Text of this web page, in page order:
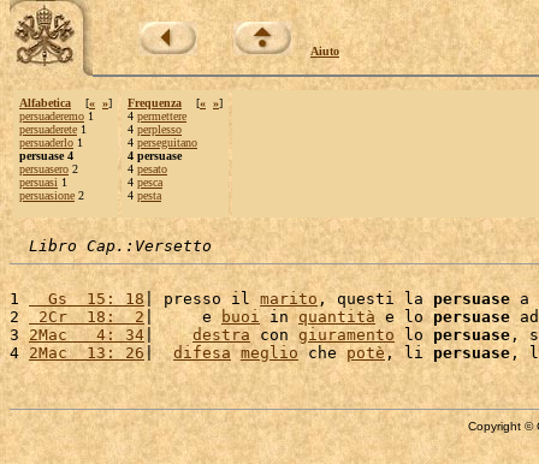
Aiuto
Alfabetica [« »]
persuaderemo 1
persuaderete 1
persuaderlo 1
persuase 4
persuasero 2
persuasi 1
persuasione 2
Frequenza [« »]
4 permettere
4 perplesso
4 perseguitano
4 persuase
4 pesato
4 pesca
4 pesta
Libro Cap.:Versetto
1
  Gs  15: 18
| presso il marito , questi la persuase a
2
2Cr  18:  2 |     e buoi in quantità e lo persuase
3 2Mac   4: 34 | destra con giuramento lo persuase ,
4 2Mac  13: 26| difesa meglio che potè, li persuase,
Copyright ©